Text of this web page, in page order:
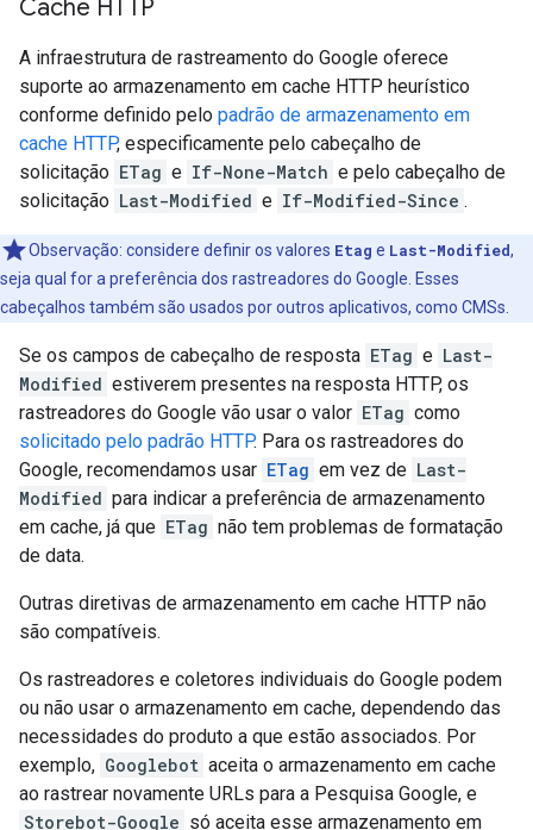
Cache HTTP
A infraestrutura de rastreamento do Google oferece
suporte ao armazenamento em cache HTTP heurístico
conforme definido pelo padrão de armazenamento em
cache HTTP, especificamente pelo cabeçalho de
solicitação ETag e If-None-Match e pelo cabeçalho de
solicitação Last-Modified e If-Modified-Since .
Observação: considere definir os valores Etag e Last-Modified,
seja qual for a preferência dos rastreadores do Google. Esses
cabeçalhos também são usados por outros aplicativos, como CMSs.
Se os campos de cabeçalho de resposta ETag e Last-
Modified estiverem presentes na resposta HTTP, os
rastreadores do Google vão usar o valor ETag como
solicitado pelo padrão HTTP. Para os rastreadores do
Google, recomendamos usar ETag em vez de Last-
Modified para indicar a preferência de armazenamento
em cache, já que ETag não tem problemas de formatação
de data.
Outras diretivas de armazenamento em cache HTTP não
são compatíveis.
Os rastreadores e coletores individuais do Google podem
ou não usar o armazenamento em cache, dependendo das
necessidades do produto a que estão associados. Por
exemplo, Googlebot aceita o armazenamento em cache
ao rastrear novamente URLs para a Pesquisa Google, e
Storebot-Google só aceita esse armazenamento em